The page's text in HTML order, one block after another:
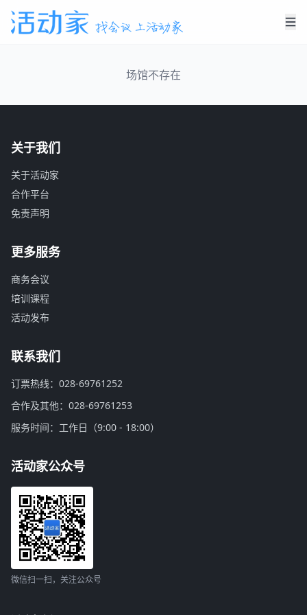
场馆不存在
关于我们
关于活动家
合作平台
免责声明
更多服务
商务会议
培训课程
活动发布
联系我们
订票热线：028-69761252
合作及其他：028-69761253
服务时间：工作日（9:00 - 18:00）
活动家公众号
微信扫一扫，关注公众号